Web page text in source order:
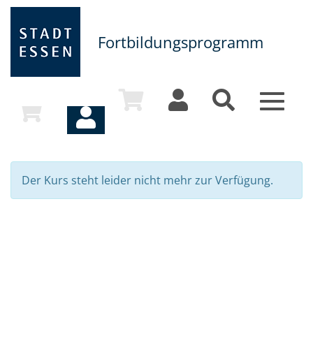
Fortbildungsprogramm
Toggle
Der Kurs steht leider nicht mehr zur Verfügung.